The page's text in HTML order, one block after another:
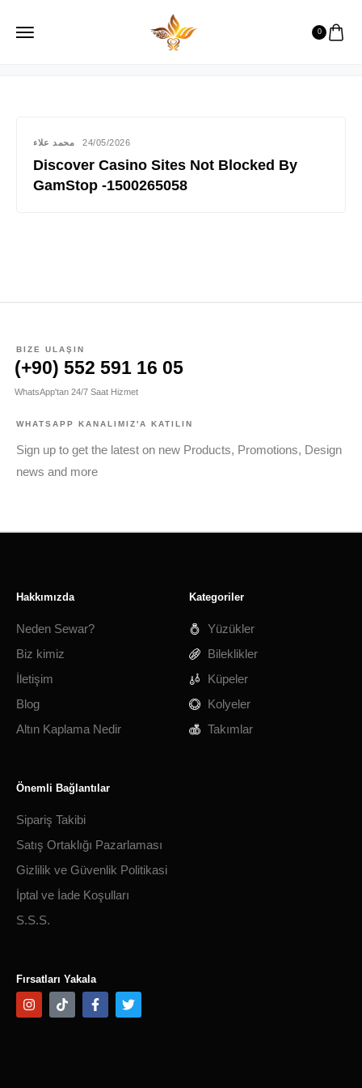
0
meekin
محمد علاء 24/05/2026
Discover Casino Sites Not Blocked By
GamStop -1500265058
BIZE ULAŞIN
(+90) 552 591 16 05
WhatsApp'tan 24/7 Saat Hizmet
WHATSAPP KANALIMIZ'A KATILIN
Sign up to get the latest on new Products, Promotions, Design
news and more
Hakkımızda
Neden Sewar?
Biz kimiz
İletişim
Blog
Altın Kaplama Nedir
Kategoriler
Yüzükler
Bileklikler
Küpeler
Kolyeler
Takımlar
Önemli Bağlantılar
Sipariş Takibi
Satış Ortaklığı Pazarlaması
Gizlilik ve Güvenlik Politikasi
İptal ve İade Koşulları
S.S.S.
Fırsatları Yakala